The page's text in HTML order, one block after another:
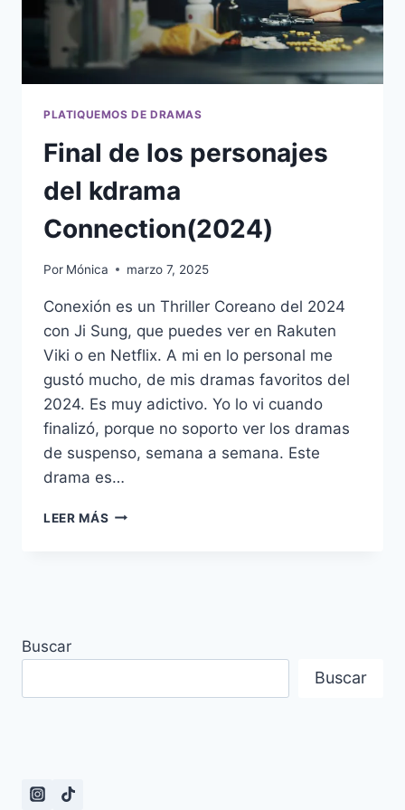
PLATIQUEMOS DE DRAMAS
Final de los personajes
del kdrama
Connection(2024)
Por Mónica marzo 7, 2025
Conexión es un Thriller Coreano del 2024
con Ji Sung, que puedes ver en Rakuten
Viki o en Netflix. A mi en lo personal me
gustó mucho, de mis dramas favoritos del
2024. Es muy adictivo. Yo lo vi cuando
finalizó, porque no soporto ver los dramas
de suspenso, semana a semana. Este
drama es…
LEER MÁS FINAL
Buscar
Buscar